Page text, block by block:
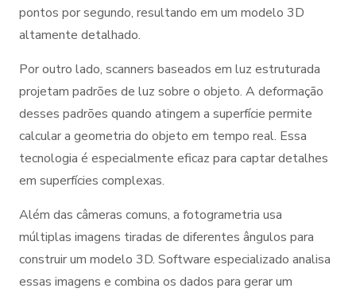
pontos por segundo, resultando em um modelo 3D
altamente detalhado.
Por outro lado, scanners baseados em luz estruturada
projetam padrões de luz sobre o objeto. A deformação
desses padrões quando atingem a superfície permite
calcular a geometria do objeto em tempo real. Essa
tecnologia é especialmente eficaz para captar detalhes
em superfícies complexas.
Além das câmeras comuns, a fotogrametria usa
múltiplas imagens tiradas de diferentes ângulos para
construir um modelo 3D. Software especializado analisa
essas imagens e combina os dados para gerar um